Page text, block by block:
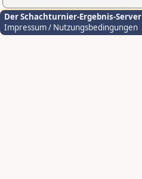
Der Schachturnier-Ergebnis-Server
Impressum / Nutzungsbedingungen